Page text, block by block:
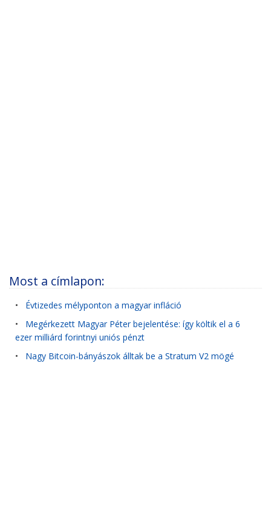
Most a címlapon:
• Évtizedes mélyponton a magyar infláció
• Megérkezett Magyar Péter bejelentése: így költik el a 6
ezer milliárd forintnyi uniós pénzt
• Nagy Bitcoin-bányászok álltak be a Stratum V2 mögé